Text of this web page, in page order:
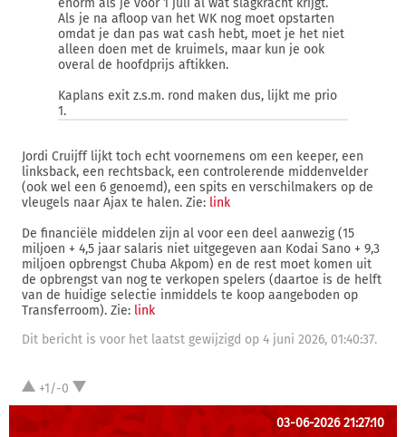
enorm als je voor 1 juli al wat slagkracht krijgt.
Als je na afloop van het WK nog moet opstarten
omdat je dan pas wat cash hebt, moet je het niet
alleen doen met de kruimels, maar kun je ook
overal de hoofdprijs aftikken.
Kaplans exit z.s.m. rond maken dus, lijkt me prio
1.
Jordi Cruijff lijkt toch echt voornemens om een keeper, een
linksback, een rechtsback, een controlerende middenvelder
(ook wel een 6 genoemd), een spits en verschilmakers op de
vleugels naar Ajax te halen. Zie: link
De financiële middelen zijn al voor een deel aanwezig (15
miljoen + 4,5 jaar salaris niet uitgegeven aan Kodai Sano + 9,3
miljoen opbrengst Chuba Akpom) en de rest moet komen uit
de opbrengst van nog te verkopen spelers (daartoe is de helft
van de huidige selectie inmiddels te koop aangeboden op
Transferroom). Zie: link
Dit bericht is voor het laatst gewijzigd op 4 juni 2026, 01:40:37.
+1/-0
03-06-2026 21:27:10